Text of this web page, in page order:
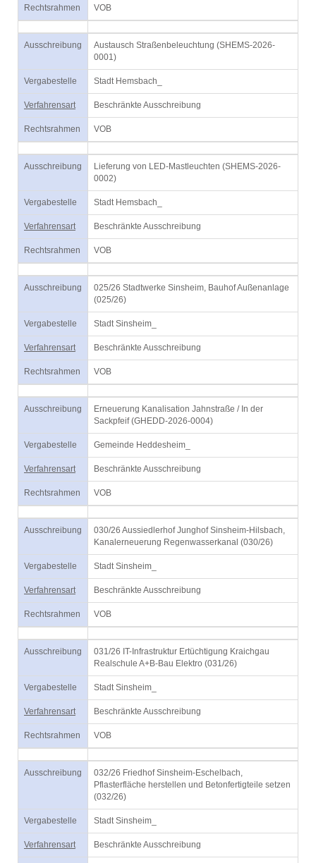
Rechtsrahmen VOB
Ausschreibung
Austausch Straßenbeleuchtung (SHEMS-2026-
0001)
Vergabestelle Stadt Hemsbach_
Verfahrensart Beschränkte Ausschreibung
Rechtsrahmen VOB
Ausschreibung
Lieferung von LED-Mastleuchten (SHEMS-2026-
0002)
Vergabestelle Stadt Hemsbach_
Verfahrensart Beschränkte Ausschreibung
Rechtsrahmen VOB
Ausschreibung
025/26 Stadtwerke Sinsheim, Bauhof Außenanlage
(025/26)
Vergabestelle Stadt Sinsheim_
Verfahrensart Beschränkte Ausschreibung
Rechtsrahmen VOB
Ausschreibung
Erneuerung Kanalisation Jahnstraße / In der
Sackpfeif (GHEDD-2026-0004)
Vergabestelle Gemeinde Heddesheim_
Verfahrensart Beschränkte Ausschreibung
Rechtsrahmen VOB
Ausschreibung
030/26 Aussiedlerhof Junghof Sinsheim-Hilsbach,
Kanalerneuerung Regenwasserkanal (030/26)
Vergabestelle Stadt Sinsheim_
Verfahrensart Beschränkte Ausschreibung
Rechtsrahmen VOB
Ausschreibung
031/26 IT-Infrastruktur Ertüchtigung Kraichgau
Realschule A+B-Bau Elektro (031/26)
Vergabestelle Stadt Sinsheim_
Verfahrensart Beschränkte Ausschreibung
Rechtsrahmen VOB
Ausschreibung
032/26 Friedhof Sinsheim-Eschelbach,
Pflasterfläche herstellen und Betonfertigteile setzen
(032/26)
Vergabestelle Stadt Sinsheim_
Verfahrensart Beschränkte Ausschreibung